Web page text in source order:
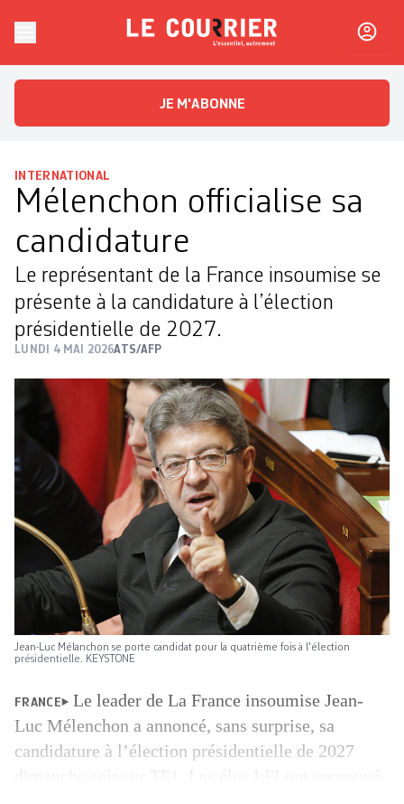
Le CourrierL'essentiel, autrement
JE M'ABONNE
INTERNATIONAL
Mélenchon officialise sa
candidature
Le représentant de la France insoumise se
présente à la candidature à l’élection
présidentielle de 2027.
LUNDI 4 MAI 2026ATS/AFP
Jean-Luc Mélanchon se porte candidat pour la quatrième fois à l'élection
présidentielle. KEYSTONE
FRANCE
Le leader de La France insoumise Jean-
Luc Mélenchon a annoncé, sans surprise, sa
candidature à l’élection présidentielle de 2027